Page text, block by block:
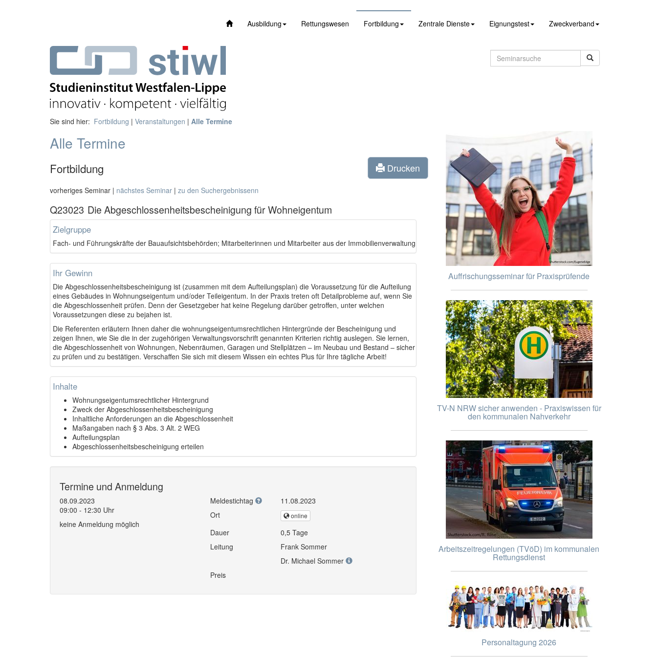
Ausbildung Rettungswesen Fortbildung Zentrale Dienste Eignungstest Zweckverband
Sie sind hier: Fortbildung | Veranstaltungen | Alle Termine
Alle Termine
Fortbildung Drucken
vorheriges Seminar | nächstes Seminar | zu den Suchergebnissenn
Q23023 Die Abgeschlossenheitsbescheinigung für Wohneigentum
Zielgruppe
Fach- und Führungskräfte der Bauaufsichtsbehörden; Mitarbeiterinnen und Mitarbeiter aus der Immobilienverwaltung
Ihr Gewinn
Die Abgeschlossenheitsbescheinigung ist (zusammen mit dem Aufteilungsplan) die Voraussetzung für die Aufteilung
eines Gebäudes in Wohnungseigentum und/oder Teileigentum. In der Praxis treten oft Detailprobleme auf, wenn Sie
die Abgeschlossenheit prüfen. Denn der Gesetzgeber hat keine Regelung darüber getroffen, unter welchen
Voraussetzungen diese zu bejahen ist.
Die Referenten erläutern Ihnen daher die wohnungseigentumsrechtlichen Hintergründe der Bescheinigung und
zeigen Ihnen, wie Sie die in der zugehörigen Verwaltungsvorschrift genannten Kriterien richtig auslegen. Sie lernen,
die Abgeschlossenheit von Wohnungen, Nebenräumen, Garagen und Stellplätzen – im Neubau und Bestand – sicher
zu prüfen und zu bestätigen. Verschaffen Sie sich mit diesem Wissen ein echtes Plus für Ihre tägliche Arbeit!
Inhalte
Wohnungseigentumsrechtlicher Hintergrund
Zweck der Abgeschlossenheitsbescheinigung
Inhaltliche Anforderungen an die Abgeschlossenheit
Maßangaben nach § 3 Abs. 3 Alt. 2 WEG
Aufteilungsplan
Abgeschlossenheitsbescheinigung erteilen
Termine und Anmeldung
08.09.2023
09:00 - 12:30 Uhr
keine Anmeldung möglich
Meldestichtag
11.08.2023
Ort
online
Dauer
0,5 Tage
Leitung
Frank Sommer
Dr. Michael Sommer
Preis
Auffrischungsseminar für Praxisprüfende
TV-N NRW sicher anwenden - Praxiswissen für
den kommunalen Nahverkehr
Arbeitszeitregelungen (TVöD) im kommunalen
Rettungsdienst
Personaltagung 2026